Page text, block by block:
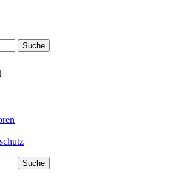
Menschen mit
und